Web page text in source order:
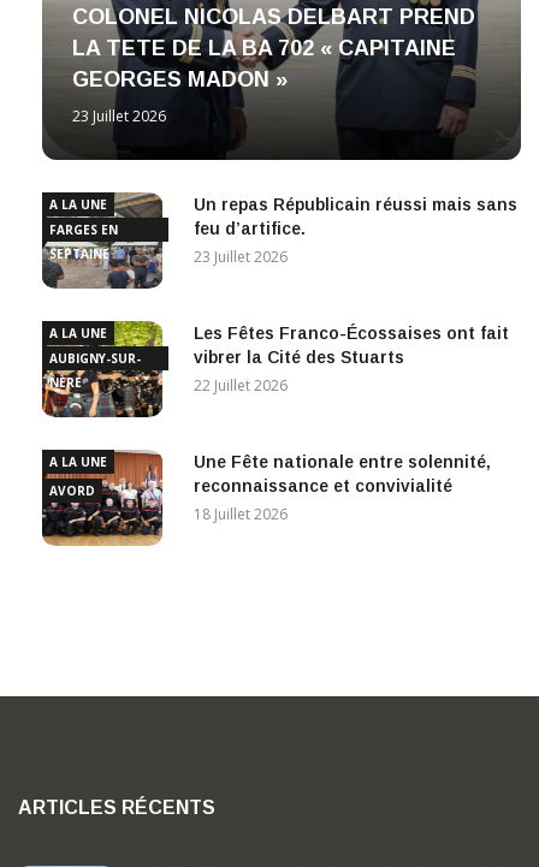
COLONEL NICOLAS DELBART PREND
LA TETE DE LA BA 702 « CAPITAINE
GEORGES MADON »
23 Juillet 2026
A LA UNE
FARGES EN
SEPTAINE
Un repas Républicain réussi mais sans
feu d’artifice.
23 Juillet 2026
A LA UNE
AUBIGNY-SUR-
NÈRE
Les Fêtes Franco-Écossaises ont fait
vibrer la Cité des Stuarts
22 Juillet 2026
A LA UNE
AVORD
Une Fête nationale entre solennité,
reconnaissance et convivialité
18 Juillet 2026
ARTICLES RÉCENTS